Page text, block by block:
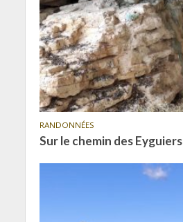
RANDONNÉES
Sur le chemin des Eyguiers